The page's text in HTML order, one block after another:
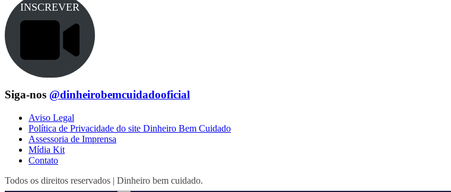
INSCREVER
Siga-nos @dinheirobemcuidadooficial
Aviso Legal
Política de Privacidade do site Dinheiro Bem Cuidado
Assessoria de Imprensa
Mídia Kit
Contato
Todos os direitos reservados | Dinheiro bem cuidado.